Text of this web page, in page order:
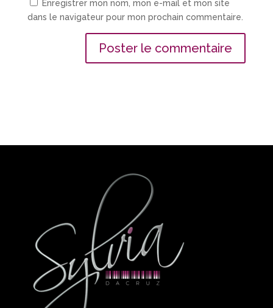
Enregistrer mon nom, mon e-mail et mon site
dans le navigateur pour mon prochain commentaire.